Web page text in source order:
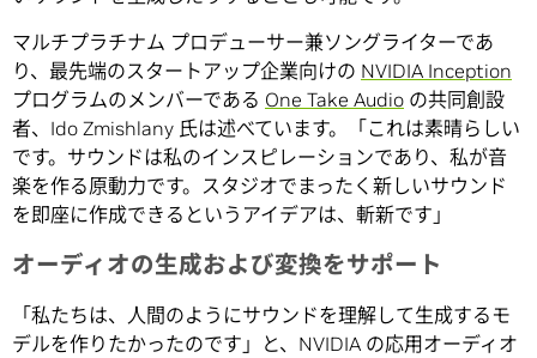
マルチプラチナム プロデューサー兼ソングライターであ
り、最先端のスタートアップ企業向けの NVIDIA Inception
プログラムのメンバーである One Take Audio の共同創設
者、Ido Zmishlany 氏は述べています。「これは素晴らしい
です。サウンドは私のインスピレーションであり、私が音
楽を作る原動力です。スタジオでまったく新しいサウンド
を即座に作成できるというアイデアは、斬新です」
オーディオの生成および変換をサポート
「私たちは、人間のようにサウンドを理解して生成するモ
デルを作りたかったのです」と、NVIDIA の応用オーディオ